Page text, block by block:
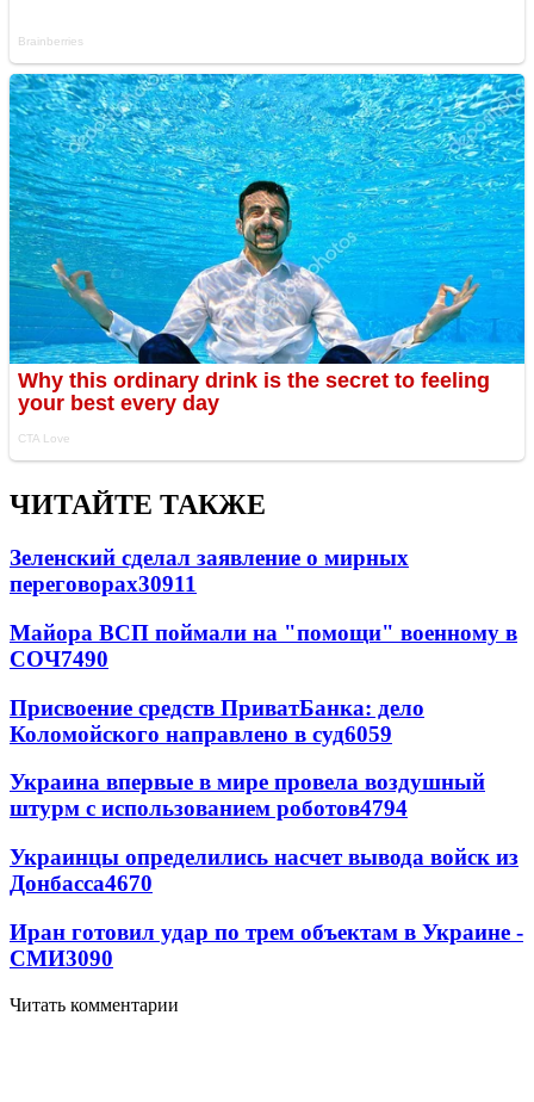
ЧИТАЙТЕ ТАКЖЕ
Зеленский сделал заявление о мирных
переговорах30911
Майора ВСП поймали на "помощи" военному в
СОЧ7490
Присвоение средств ПриватБанка: дело
Коломойского направлено в суд6059
Украина впервые в мире провела воздушный
штурм с использованием роботов4794
Украинцы определились насчет вывода войск из
Донбасса4670
Иран готовил удар по трем объектам в Украине -
СМИ3090
Читать комментарии